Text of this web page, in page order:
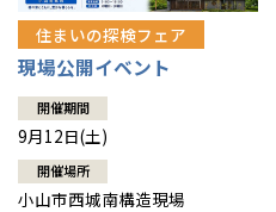
住まいの探検フェア
現場公開イベント
開催期間
9月12日(土)
開催場所
小山市西城南構造現場